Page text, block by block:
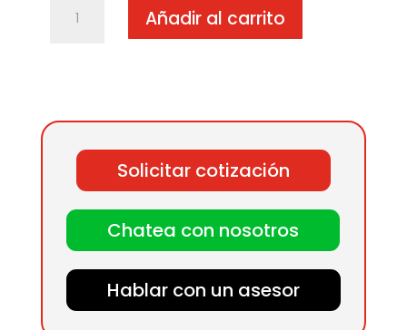
redondo
Añadir al carrito
Solicitar cotización
Chatea con nosotros
Hablar con un asesor